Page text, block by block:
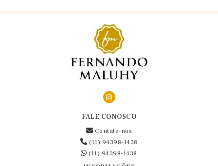
FALE CONOSCO
Contate-nos
(11) 94398-1438
(11) 94398-1438